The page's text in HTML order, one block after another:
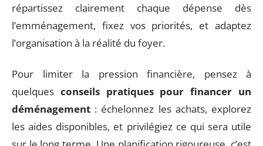
répartissez clairement chaque dépense dès
l’emménagement, fixez vos priorités, et adaptez
l’organisation à la réalité du foyer.
Pour limiter la pression financière, pensez à
quelques conseils pratiques pour financer un
déménagement : échelonnez les achats, explorez
les aides disponibles, et privilégiez ce qui sera utile